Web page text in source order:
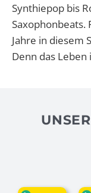
Synthiepop bis
Jahre in diesem
Denn das Leben